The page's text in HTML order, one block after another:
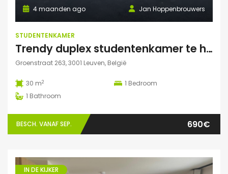
Jan Hoppenbrouwers
4 maanden ago
STUDENTENKAMER
Trendy duplex studentenkamer te huur met grote zonnige tuin, grote polyvalente ruimte (chillen, spelletjes…) en fietsenberging
Groenstraat 263, 3001 Leuven, België
30 m2 1 Bedroom
1 Bathroom
BESCH. VANAF SEP. 690€
IN DE KIJKER